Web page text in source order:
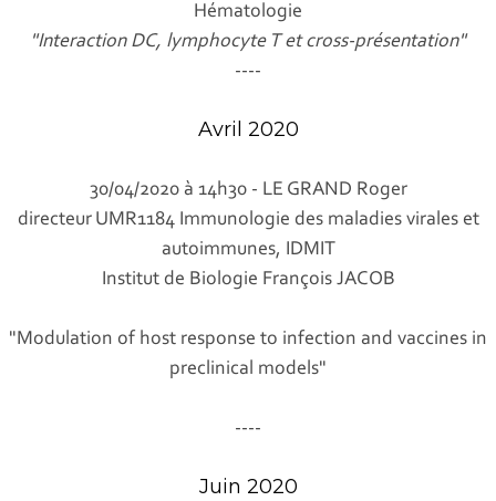
Hématologie
"Interaction DC, lymphocyte T et cross-présentation"
----
Avril 2020
30/04/2020 à 14h30 - LE GRAND Roger
directeur UMR1184 Immunologie des maladies virales et
autoimmunes, IDMIT
Institut de Biologie François JACOB
"Modulation of host response to infection and vaccines in
preclinical models"
----
Juin 2020